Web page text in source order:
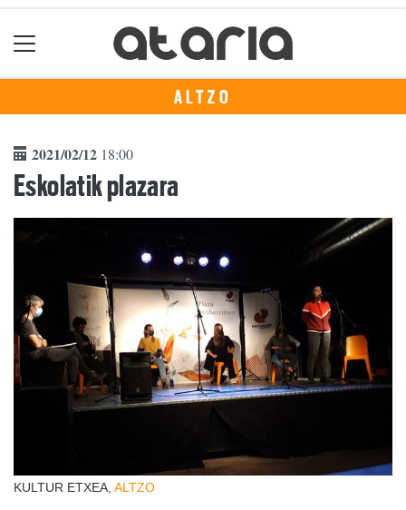
ALTZO
2021/02/12 18:00
Eskolatik plazara
KULTUR ETXEA, ALTZO